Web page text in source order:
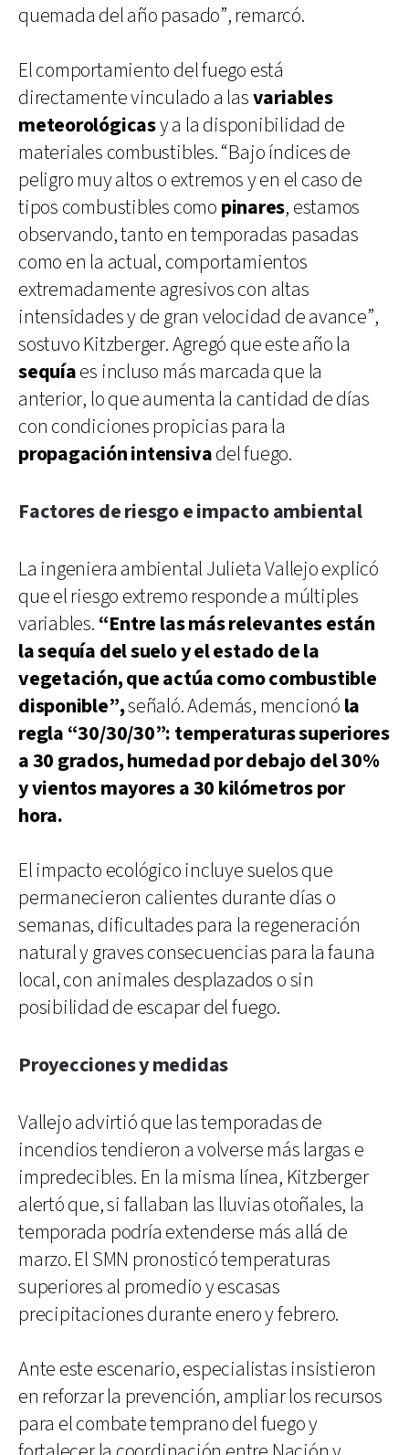
quemada del año pasado”, remarcó.
El comportamiento del fuego está
directamente vinculado a lasvariables
meteorológicasy a la disponibilidad de
materiales combustibles. “Bajo índices de
peligro muy altos o extremos y en el caso de
tipos combustibles como pinares, estamos
observando, tanto en temporadas pasadas
como en la actual, comportamientos
extremadamente agresivos con altas
intensidades y de gran velocidad de avance”,
sostuvo Kitzberger. Agregó que este año la
sequíaes incluso más marcada que la
anterior, lo que aumenta la cantidad de días
con condiciones propicias para la
propagación intensivadel fuego.
Factores de riesgo e impacto ambiental
La ingeniera ambiental Julieta Vallejo explicó
que el riesgo extremo responde a múltiples
variables. “Entre las más relevantes están
la sequía del suelo y el estado de la
vegetación, que actúa como combustible
disponible”,señaló. Además, mencionó la
regla “30/30/30”: temperaturas superiores
a 30 grados, humedad por debajo del 30%
y vientos mayores a 30 kilómetros por
hora.
El impacto ecológico incluye suelos que
permanecieron calientes durante días o
semanas, dificultades para la regeneración
natural y graves consecuencias para la fauna
local, con animales desplazados o sin
posibilidad de escapar del fuego.
Proyecciones y medidas
Vallejo advirtió que las temporadas de
incendios tendieron a volverse más largas e
impredecibles. En la misma línea, Kitzberger
alertó que, si fallaban las lluvias otoñales, la
temporada podría extenderse más allá de
marzo. El SMN pronosticó temperaturas
superiores al promedio y escasas
precipitaciones durante enero y febrero.
Ante este escenario, especialistas insistieron
en reforzar la prevención, ampliar los recursos
para el combate temprano del fuego y